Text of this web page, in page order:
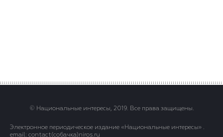
© Национальные интересы, 2019. Все права защищены.
Электронное периодическое издание «Национальные интересы» .
email: contact(сoбaчка)niros.ru